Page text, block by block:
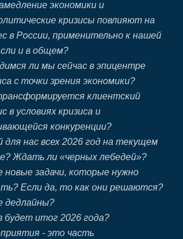
экономики и
кризисы повлияют на
в России, применительно к нашей
и в общем?
ли мы сейчас в эпицентре
с точки зрения экономики?
клиентский
в условиях кризиса и
конкуренции?
для нас всех 2026 год на текущем
Ждать ли «черных лебедей»?
новые задачи, которые нужно
Если да, то как они решаются?
дедлайны?
будет итог 2026 года?
- это часть